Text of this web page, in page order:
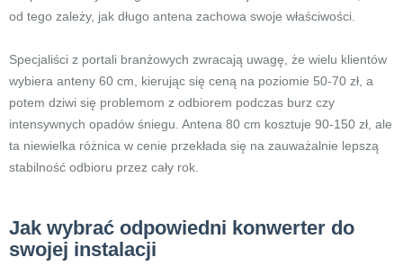
od tego zależy, jak długo antena zachowa swoje właściwości.
Specjaliści z portali branżowych zwracają uwagę, że wielu klientów
wybiera anteny 60 cm, kierując się ceną na poziomie 50-70 zł, a
potem dziwi się problemom z odbiorem podczas burz czy
intensywnych opadów śniegu. Antena 80 cm kosztuje 90-150 zł, ale
ta niewielka różnica w cenie przekłada się na zauważalnie lepszą
stabilność odbioru przez cały rok.
Jak wybrać odpowiedni konwerter do
swojej instalacji